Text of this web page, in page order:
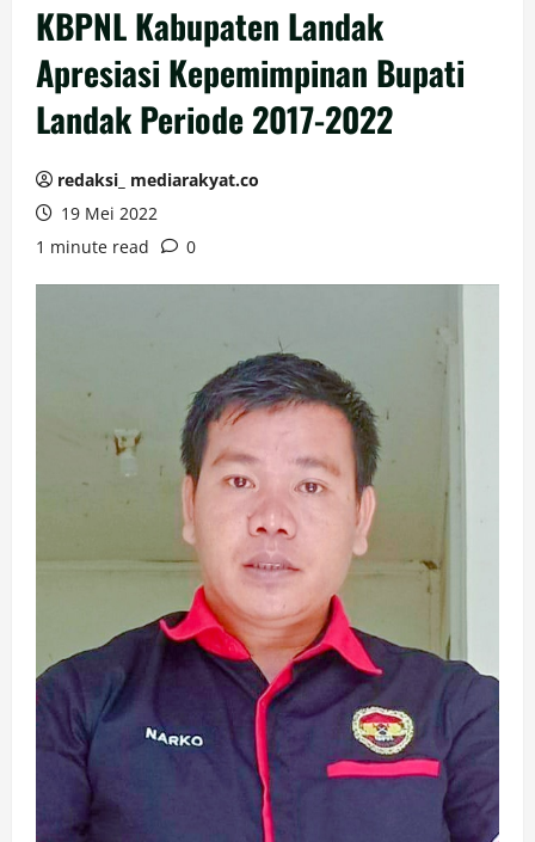
KBPNL Kabupaten Landak
Apresiasi Kepemimpinan Bupati
Landak Periode 2017-2022
redaksi_ mediarakyat.co
19 Mei 2022
1 minute read
0